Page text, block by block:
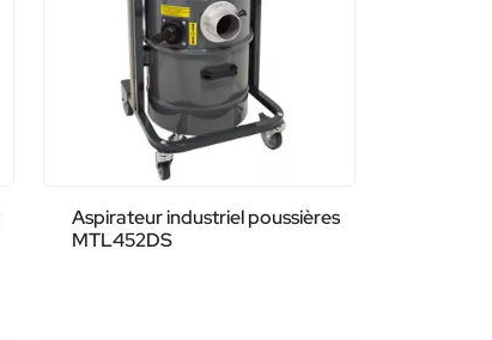
Aspirateur industriel poussières
MTL452DS